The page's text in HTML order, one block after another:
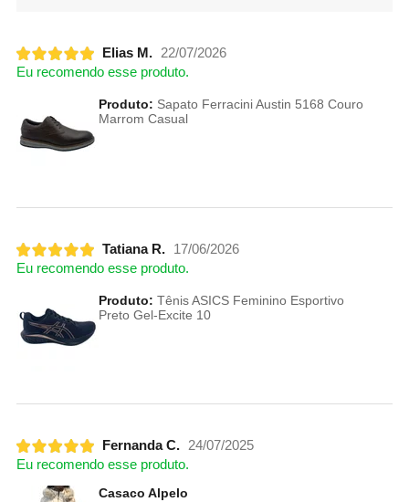
Elias M.
22/07/2026
Eu recomendo esse produto.
Produto: Sapato Ferracini Austin 5168 Couro
Marrom Casual
Tatiana R.
17/06/2026
Eu recomendo esse produto.
Produto: Tênis ASICS Feminino Esportivo
Preto Gel-Excite 10
Fernanda C.
24/07/2025
Eu recomendo esse produto.
Casaco Alpelo